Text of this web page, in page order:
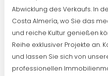
Abwicklung des Verkaufs. In
Costa Almería, wo Sie das
und reiche Kultur genießen
Reihe exklusiver Projekte an.
und lassen Sie sich von
professionellen